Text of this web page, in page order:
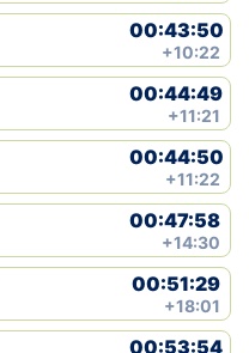
00:43:50
+10:22
00:44:49
+11:21
00:44:50
+11:22
00:47:58
+14:30
00:51:29
+18:01
00:53:54